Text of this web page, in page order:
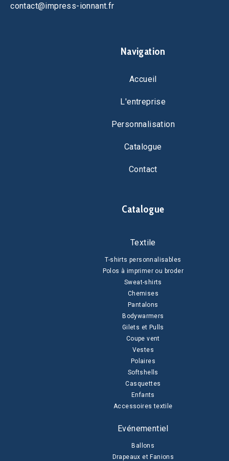
contact@impress-ionnant.fr
Navigation
Accueil
L'entreprise
Personnalisation
Catalogue
Contact
Catalogue
Textile
T-shirts personnalisables
Polos à imprimer ou broder
Sweat-shirts
Chemises
Pantalons
Bodywarmers
Gilets et Pulls
Coupe vent
Vestes
Polaires
Softshells
Casquettes
Enfants
Accessoires textile
Evénementiel
Ballons
Drapeaux et Fanions